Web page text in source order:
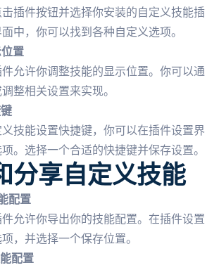
插件按钮并选择你安装的自定义技能插
中，你可以找到各种自定义选项。
置
允许你调整技能的显示位置。你可以通
整相关设置来实现。
技能设置快捷键，你可以在插件设置界
。选择一个合适的快捷键并保存设置。
分享自定义技能
配置
允许你导出你的技能配置。在插件设置
，并选择一个保存位置。
配置